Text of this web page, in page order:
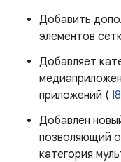
Добавить
элементов
Добавляет
приложений (
Добавлен
позволяющий
категория